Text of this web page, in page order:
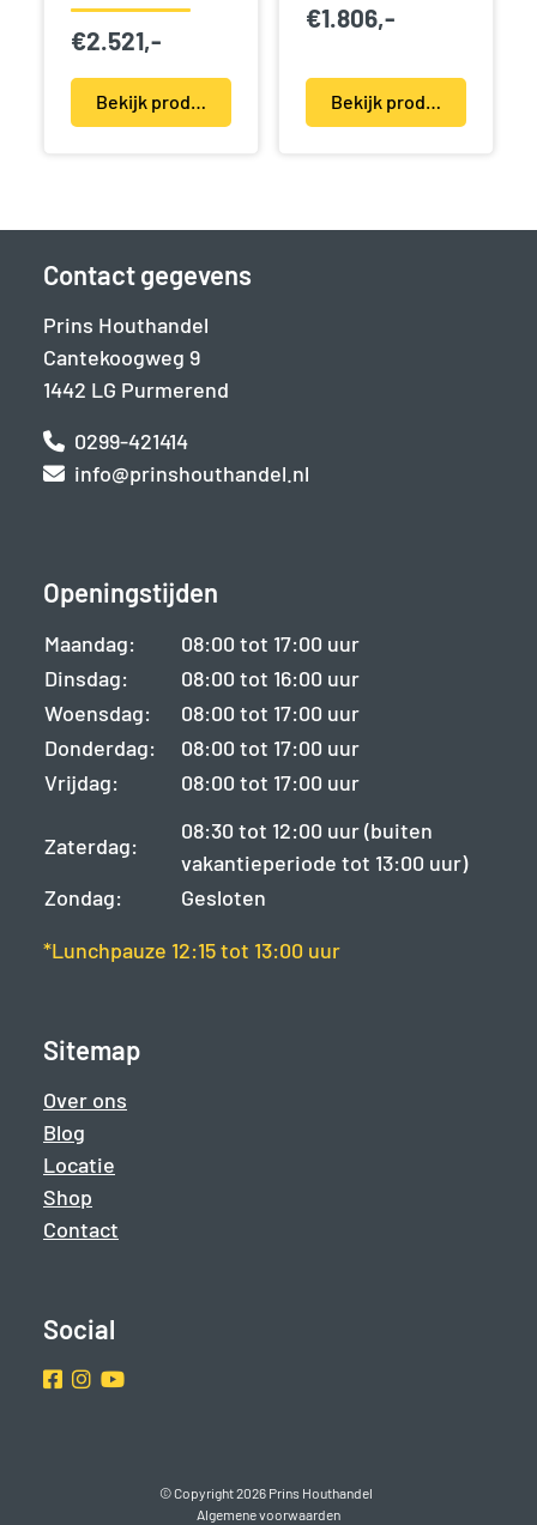
€2.521,-
Bekijk product(en)
€1.806,-
Bekijk product(en)
Contact gegevens
Prins Houthandel
Cantekoogweg 9
1442 LG Purmerend
0299-421414
info@prinshouthandel.nl
Openingstijden
Maandag:
08:00 tot 17:00 uur
Dinsdag:
08:00 tot 16:00 uur
Woensdag:
08:00 tot 17:00 uur
Donderdag:
08:00 tot 17:00 uur
Vrijdag:
08:00 tot 17:00 uur
Zaterdag:
08:30 tot 12:00 uur (buiten
vakantieperiode tot 13:00 uur)
Zondag:
Gesloten
*Lunchpauze 12:15 tot 13:00 uur
Sitemap
Over ons
Blog
Locatie
Shop
Contact
Social
Facebook
Instragram
Youtube
© Copyright 2026 Prins Houthandel
Algemene voorwaarden